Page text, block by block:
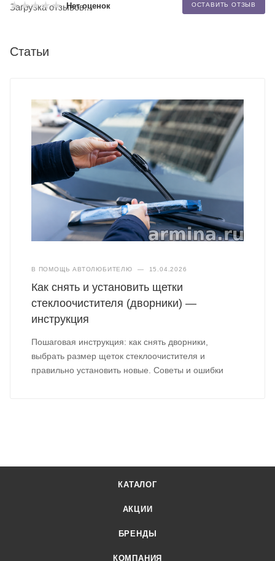
Нет оценок ОСТАВИТЬ ОТЗЫВ
Загрузка отзывов...
Статьи
В ПОМОЩЬ АВТОЛЮБИТЕЛЮ — 15.04.2026
Как снять и установить щетки
стеклоочистителя (дворники) —
инструкция
Пошаговая инструкция: как снять дворники,
выбрать размер щеток стеклоочистителя и
правильно установить новые. Советы и ошибки
КАТАЛОГ
АКЦИИ
БРЕНДЫ
КОМПАНИЯ